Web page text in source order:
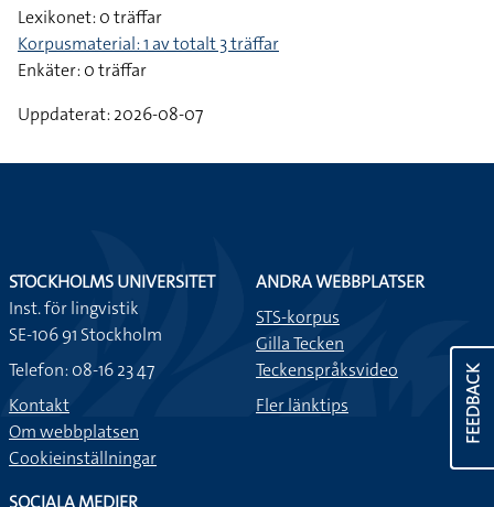
Lexikonet: 0 träffar
Korpusmaterial: 1 av totalt 3 träffar
Enkäter: 0 träffar
Uppdaterat: 2026-08-07
FEEDBACK
STOCKHOLMS UNIVERSITET
Inst. för lingvistik
SE-106 91 Stockholm
Telefon: 08-16 23 47
Kontakt
Om webbplatsen
Cookieinställningar
ANDRA WEBBPLATSER
STS-korpus
Gilla Tecken
Teckenspråksvideo
Fler länktips
SOCIALA MEDIER